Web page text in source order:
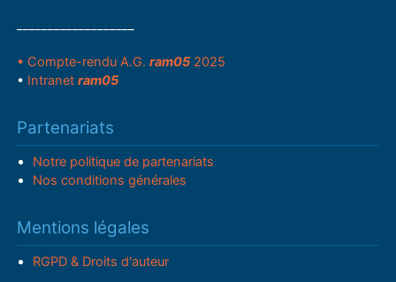
• Compte-rendu A.G.ram05 2025
• Intranetram05
Partenariats
Notre politique de partenariats
Nos conditions générales
Mentions légales
RGPD & Droits d'auteur